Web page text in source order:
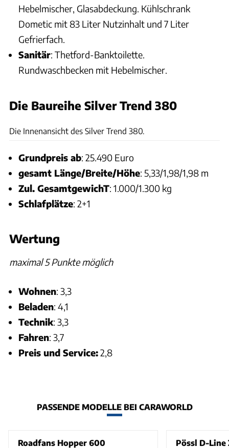
Hebelmischer, Glasabdeckung. Kühlschrank
Dometic mit 83 Liter Nutzinhalt und 7 Liter
Gefrierfach.
Sanitär: Thetford-Banktoilette.
Rundwaschbecken mit Hebelmischer.
Die Baureihe Silver Trend 380
Die Innenansicht des Silver Trend 380.
Grundpreis ab: 25.490 Euro
gesamt Länge/Breite/Höhe: 5,33/1,98/1,98 m
Zul. GesamtgewichT: 1.000/1.300 kg
Schlafplätze: 2+1
Wertung
maximal 5 Punkte möglich
Wohnen: 3,3
Beladen: 4,1
Technik: 3,3
Fahren: 3,7
Preis und Service:2,8
PASSENDE MODELLE BEI CARAWORLD
Roadfans Hopper 600 Pössl D-